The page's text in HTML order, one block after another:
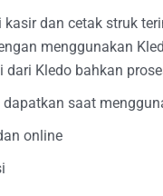
dan cetak struk
menggunakan
Kledo bahkan
saat
online